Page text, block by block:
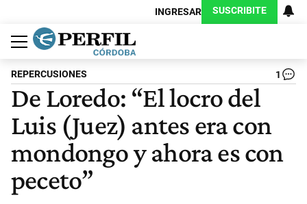
INGRESAR SUSCRIBITE
Política
Economía
Judiciales
Sociedad
Cultura
Espectáculos
Deportes
Protagonistas
REPERCUSIONES 1
De Loredo: “El locro del
Luis (Juez) antes era con
mondongo y ahora es con
peceto”